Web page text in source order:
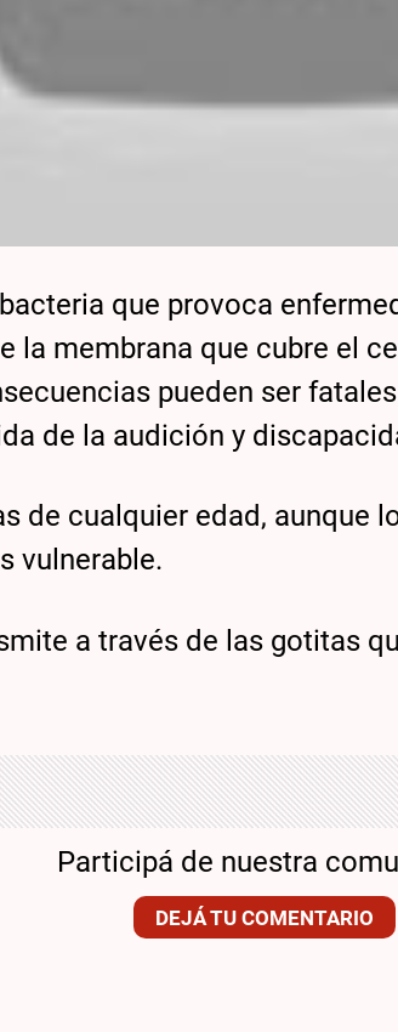
que provoca
la membrana que cubre el
pueden ser
de la audición y
de cualquier edad, aunque
vulnerable.
a través de las gotitas
Participá de nuestra
DEJÁ TU COMENTARIO